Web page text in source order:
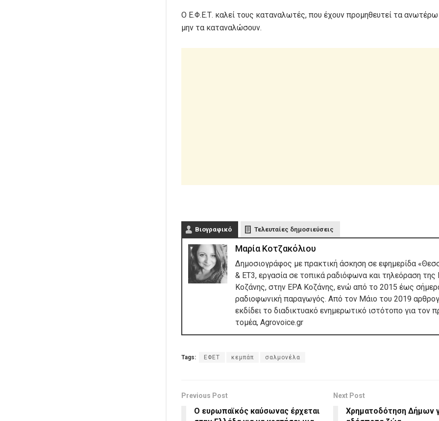
Ο Ε.Φ.Ε.Τ. καλεί τους καταναλωτές, που έχουν προμηθευτεί τα
μην τα καταναλώσουν.
Βιογραφικό Τελευταίες δημοσιεύσεις
Μαρία Κοτζακόλιου
Δημοσιογράφος με πρακτική άσκηση σε εφημερίδα
& ΕΤ3, εργασία σε τοπικά ραδιόφωνα και τηλεόραση της
Κοζάνης, στην ΕΡΑ Κοζάνης, ενώ από το 2015 έως
ραδιοφωνική παραγωγός. Από τον Μάιο του 2019
εκδίδει το διαδικτυακό ενημερωτικό ιστότοπο για τον
τομέα, Agrovoice.gr
Tags: ΕΦΕΤ κεμπάπ σαλμονέλα
Previous Post
O ευρωπαϊκός καύσωνας έρχεται
Next Post
Χρηματοδότηση Δήμων